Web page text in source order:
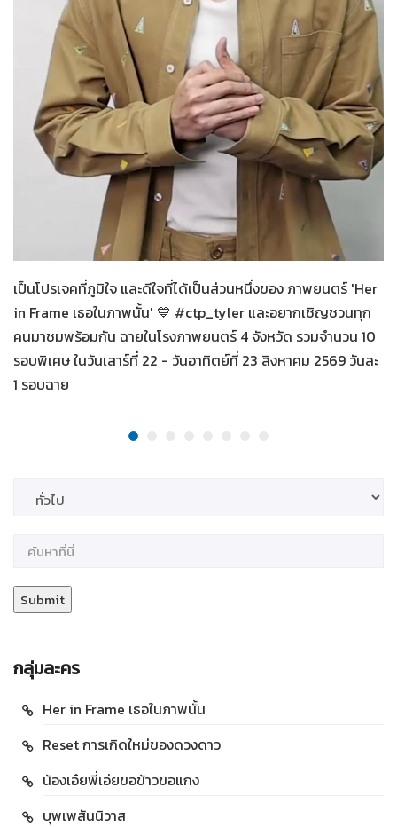
09-08-2569
Her in Frame เธอในภาพนั้น
เป็นโปรเจคที่ภูมิใจ และดีใจที่ได้เป็นส่วนหนึ่งของ ภาพยนตร์ 'Her
in Frame เธอในภาพนั้น' 💙 #ctp_tyler และอยากเชิญชวนทุก
คนมาชมพร้อมกัน ฉายในโรงภาพยนตร์ 4 จังหวัด รวมจำนวน 10
รอบพิเศษ ในวันเสาร์ที่ 22 - วันอาทิตย์ที่ 23 สิงหาคม 2569 วันละ
1 รอบฉาย
กลุ่มละคร
Her in Frame เธอในภาพนั้น
Reset การเกิดใหม่ของดวงดาว
น้องเอ๋ยพี่เอ่ยขอข้าวขอแกง
บุพเพสันนิวาส